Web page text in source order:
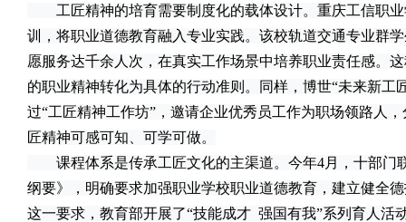
工匠精神的培育需要制度化的载体设计。重庆工信职业
训，将职业道德教育融入专业实践。该校轨道交通专业群
愿服务达千余人次，在真实工作场景中培养职业责任感。
的职业精神转化为具体的行动准则。同样，博世“未来新工
过“工匠精神工作坊”，邀请企业优秀员工作为职场领路人
匠精神可感可知、可学可做。
课程体系是传承工匠文化的主渠道。今年4月，十部门
纲要》，明确要求加强职业学校职业道德教育，建立健全
这一要求，教育部开展了“技能成才 强国有我”系列育人活